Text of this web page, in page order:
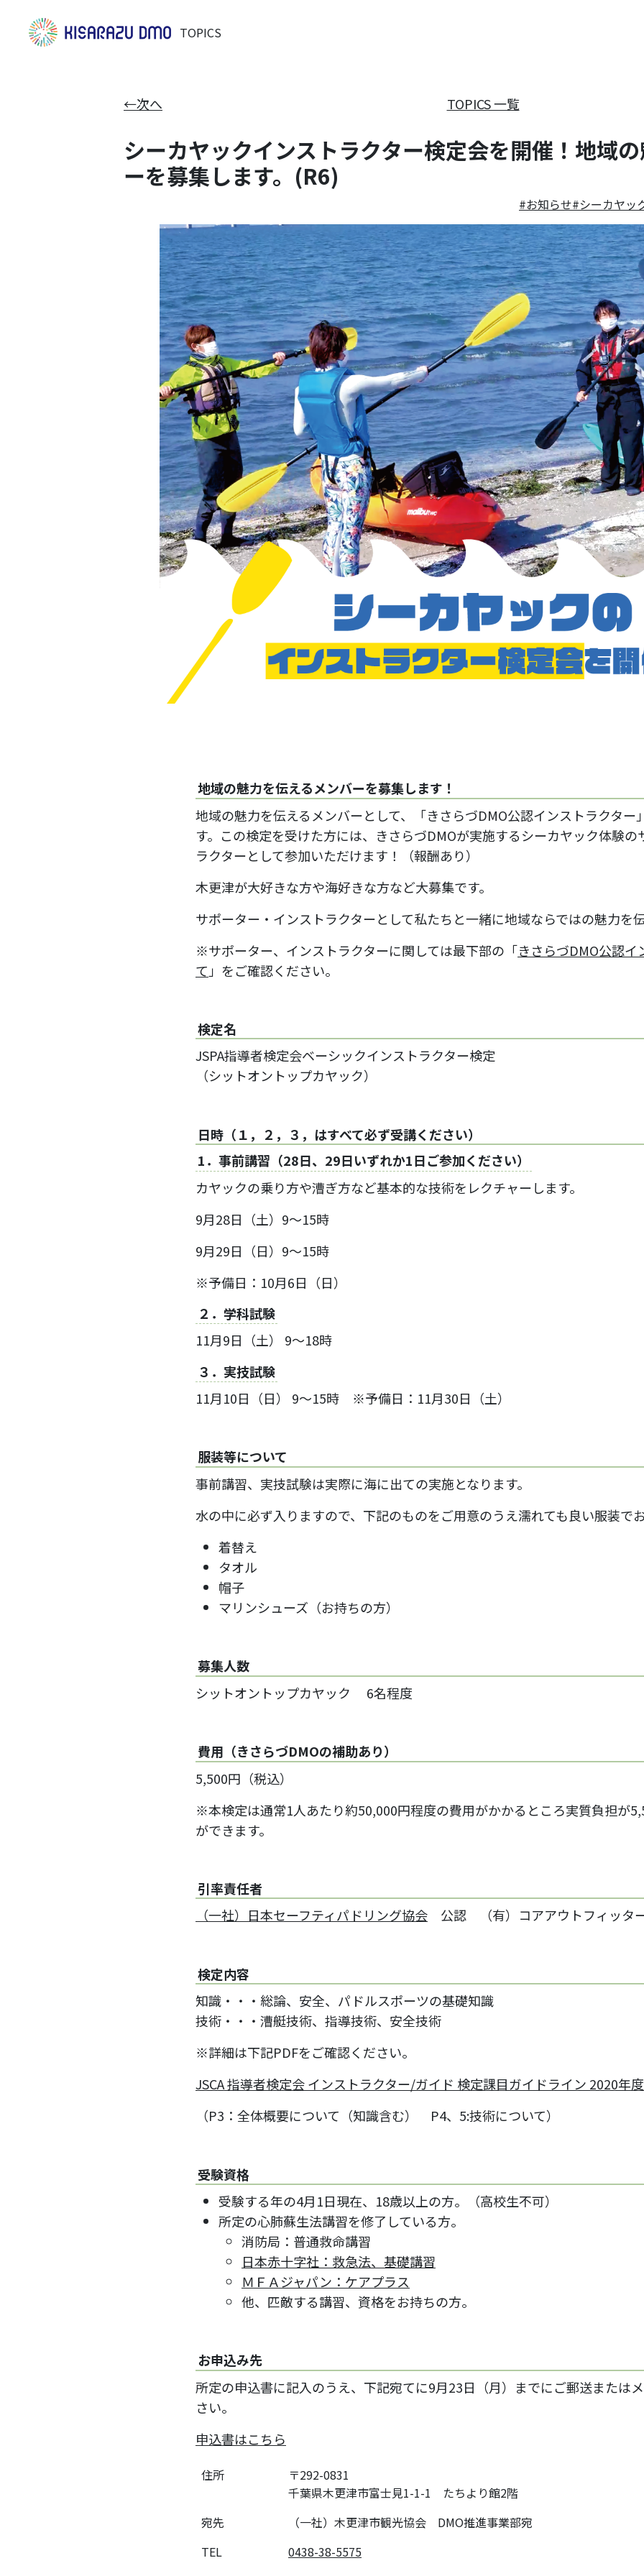
TOPICS
←次へ TOPICS 一覧
シーカヤックインストラクター検定会を開催！地域
ーを募集します。(R6)
お知らせ シーカヤッ
地域の魅力を伝えるメンバーを募集します！
地域の魅力を伝えるメンバーとして、「きさらづDMO公認インストラクター
す。この検定を受けた方には、きさらづDMOが実施するシーカヤック体験の
ラクターとして参加いただけます！（報酬あり）
木更津が大好きな方や海好きな方など大募集です。
サポーター・インストラクターとして私たちと一緒に地域ならではの魅力を
※サポーター、インストラクターに関しては最下部の「きさらづDMO公認
て 」をご確認ください。
検定名
JSPA指導者検定会ベーシックインストラクター検定
（シットオントップカヤック）
日時（１，２，３，はすべて必ず受講ください）
1．事前講習（28日、29日いずれか1日ご参加ください）
カヤックの乗り方や漕ぎ方など基本的な技術をレクチャーします。
9月28日（土）9～15時
9月29日（日）9～15時
※予備日：10月6日（日）
２．学科試験
11月9日（土） 9～18時
３．実技試験
11月10日（日） 9～15時 ※予備日：11月30日（土）
服装等について
事前講習、実技試験は実際に海に出ての実施となります。
水の中に必ず入りますので、下記のものをご用意のうえ濡れても良い服装で
着替え
タオル
帽子
マリンシューズ（お持ちの方）
募集人数
シットオントップカヤック 6名程度
費用（きさらづDMOの補助あり）
5,500円（税込）
※本検定は通常1人あたり約50,000円程度の費用がかかるところ実質負担が
ができます。
引率責任者
（一社）日本セーフティパドリング協会 公認 （有）コアアウトフィッタ
検定内容
知識・・・総論、安全、パドルスポーツの基礎知識
技術・・・漕艇技術、指導技術、安全技術
※詳細は下記PDFをご確認ください。
JSCA 指導者検定会 インストラクター/ガイド 検定課目ガイドライン 2020年度
（P3：全体概要について（知識含む） P4、5:技術について）
受験資格
受験する年の4月1日現在、18歳以上の方。（高校生不可）
所定の心肺蘇生法講習を修了している方。
消防局：普通救命講習
日本赤十字社：救急法、基礎講習
ＭＦＡジャパン：ケアプラス
他、匹敵する講習、資格をお持ちの方。
お申込み先
所定の申込書に記入のうえ、下記宛てに9月23日（月）までにご郵送または
さい。
申込書はこちら
住所
〒292-0831
千葉県木更津市富士見1-1-1 たちより館2階
宛先
（一社）木更津市観光協会 DMO推進事業部宛
TEL
0438-38-5575